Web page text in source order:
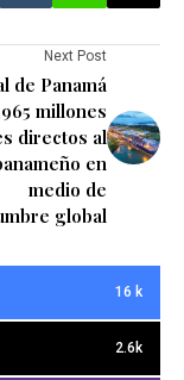
Next Post
de Panamá
millones
directos al
en
medio de
global
16 k
2.6k